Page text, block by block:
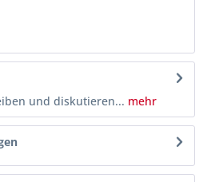
und diskutieren... mehr